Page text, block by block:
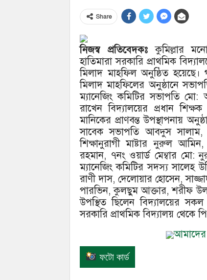
Share
নিজস্ব প্রতিবেদকঃ কুমিল্লার
হাতিমারা সরকারি প্রাথমিক
মিলাদ মাহফিল অনুষ্ঠিত
মিলাদ মাহফিলের অনুষ্ঠানে
ম্যানেজিং কমিটির সভাপতি মো:
রাখেন বিদ্যালয়ের প্রধান
মানিকের প্রাণবন্ত উপস্থাপনায়
সাবেক সভাপতি আবদুস সালাম,
শিক্ষানুরাগী মাষ্টার নুরুল
রহমান, ৭নং ওয়ার্ড মেম্বার মো:
ম্যানেজিং কমিটির সদস্য সালেহ
রাণী দাস, দেলোয়ার হোসেন,
পারভিন, কুলছুম আক্তার, শরীফ
উপস্থিত ছিলেন বিদ্যালয়ের সকল
সরকারি প্রাথমিক বিদ্যালয় থেকে
আমাদের
ফটো কার্ড